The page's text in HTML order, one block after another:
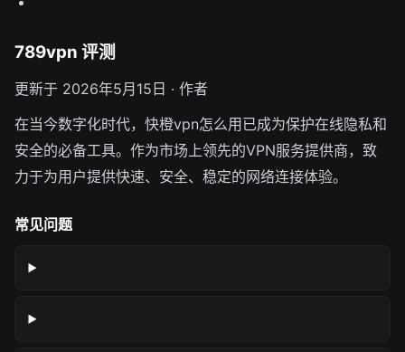
789vpn 评测
更新于 2026年5月15日 · 作者
在当今数字化时代，快橙vpn怎么用已成为保护在线隐私和
安全的必备工具。作为市场上领先的VPN服务提供商，致
力于为用户提供快速、安全、稳定的网络连接体验。
常见问题